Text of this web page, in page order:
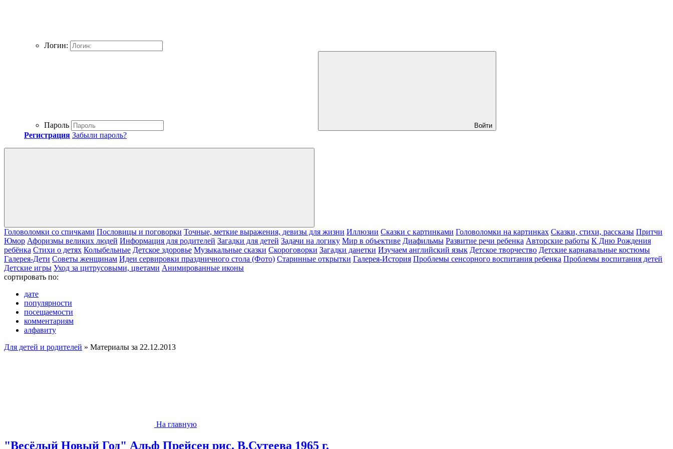
Логин:
Пароль Войти
Регистрация Забыли пароль?
Головоломки со спичками Пословицы и поговорки Точные, меткие выражения, девизы для жизни Иллюзии Сказки с картинками Головоломки на картинках Сказки, стихи, рассказы Притчи
Юмор Афоризмы великих людей Информация для родителей Загадки для детей Задачи на логику Мир в объективе Диафильмы Развитие речи ребенка Авторские работы К Дню Рождения
ребёнка Cтихи о детях Колыбельные Детское здоровье Музыкальные сказки Скороговорки Загадки данетки Изучаем английский язык Детское творчество Детские карнавальные костюмы
Галерея-Дети Cоветы женщинам Идеи сервировки праздничного стола (Фото) Старинные открытки Галерея-История Проблемы сенсорного воспитания ребенка Проблемы воспитания детей
Детские игры Уход за цитрусовыми, цветами Анимированные иконы
сортировать по:
дате
популярности
посещаемости
комментариям
алфавиту
Для детей и родителей » Материалы за 22.12.2013
На главную
"Весёлый Новый Год" Альф Прейсен рис. В.Сутеева 1965 г.